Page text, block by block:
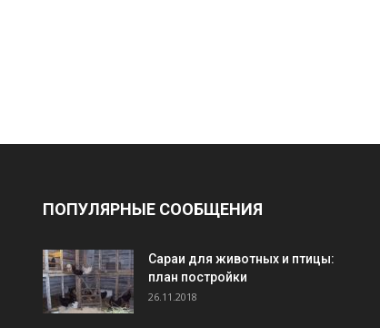
ПОПУЛЯРНЫЕ СООБЩЕНИЯ
Cараи для животных и птицы:
план постройки
26.11.2018